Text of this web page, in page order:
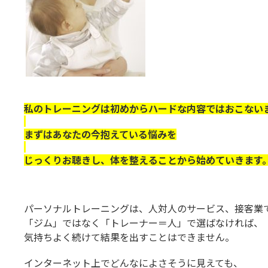
私のトレーニングは初めからハードな内容ではおこない
まずはあなたの今抱えている悩みを
じっくりお聴きし、体を整えることから始めていきます。
パーソナルトレーニングは、人対人のサービス、接客業
「ジム」ではなく「トレーナー＝人」で選ばなければ、
気持ちよく続けて結果を出すことはできません。
インターネット上でどんなによさそうに見えても、